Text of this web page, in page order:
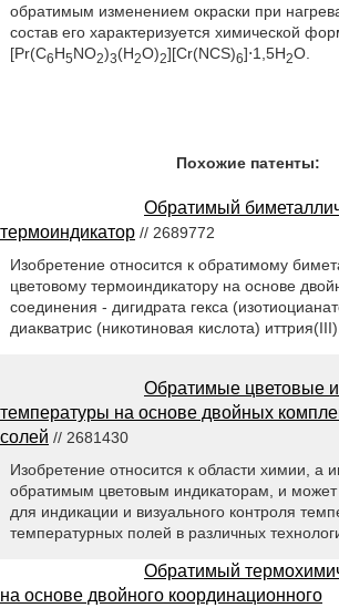
обратимым изменением окраски при
состав его характеризуется химической
[Pr(C6H5NO2)3(H2O)2][Cr(NCS)6]⋅1,5H2O.
Похожие патенты:
Обратимый
термоиндикатор // 2689772
Изобретение относится к обратимому
цветовому термоиндикатору на основе
соединения - дигидрата гекса
диакватрис (никотиновая кислота) иттрия(III).
Обратимые цветовые
температуры на основе двойных
солей // 2681430
Изобретение относится к области химии, а
обратимым цветовым индикаторам, и может
для индикации и визуального контроля
температурных полей в различных
Обратимый
на основе двойного координационного